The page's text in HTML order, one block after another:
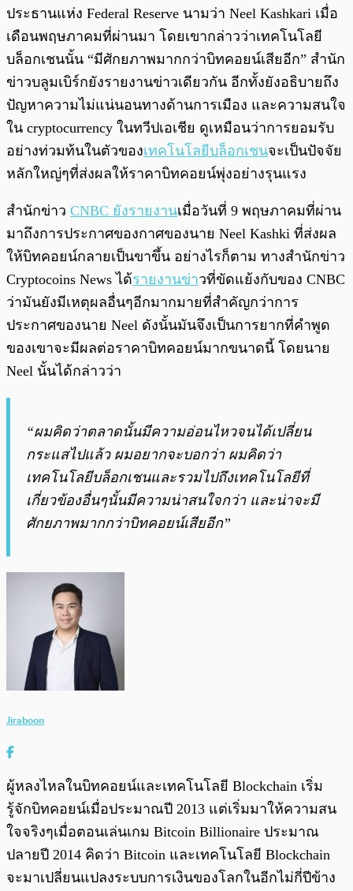
ประธานแห่ง Federal Reserve นามว่า Neel Kashkari เมื่อ
เดือนพฤษภาคมที่ผ่านมา โดยเขากล่าวว่าเทคโนโลยี
บล็อกเชนนั้น “มีศักยภาพมากกว่าบิทคอยน์เสียอีก” สำนัก
ข่าวบลูมเบิร์กยังรายงานข่าวเดียวกัน อีกทั้งยังอธิบายถึง
ปัญหาความไม่แน่นอนทางด้านการเมือง และความสนใจ
ใน cryptocurrency ในทวีปเอเชีย ดูเหมือนว่าการยอมรับ
อย่างท่วมท้นในตัวของเทคโนโลยีบล็อกเชนจะเป็นปัจจัย
หลักใหญ่ๆที่ส่งผลให้ราคาบิทคอยน์พุ่งอย่างรุนแรง
สำนักข่าว CNBC ยังรายงานเมื่อวันที่ 9 พฤษภาคมที่ผ่าน
มาถึงการประกาศของกาศของนาย Neel Kashki ที่ส่งผล
ให้บิทคอยน์กลายเป็นขาขึ้น อย่างไรก็ตาม ทางสำนักข่าว
Cryptocoins News ได้รายงานข่าวที่ขัดแย้งกับของ CNBC
ว่ามันยังมีเหตุผลอื่นๆอีกมากมายที่สำคัญกว่าการ
ประกาศของนาย Neel ดังนั้นมันจึงเป็นการยากที่คำพูด
ของเขาจะมีผลต่อราคาบิทคอยน์มากขนาดนี้ โดยนาย
Neel นั้นได้กล่าวว่า
“ผมคิดว่าตลาดนั้นมีความอ่อนไหวจนได้เปลี่ยน
กระแสไปแล้ว ผมอยากจะบอกว่า ผมคิดว่า
เทคโนโลยีบล็อกเชนและรวมไปถึงเทคโนโลยีที่
เกี่ยวข้องอื่นๆนั้นมีความน่าสนใจกว่า และน่าจะมี
ศักยภาพมากกว่าบิทคอยน์เสียอีก”
Jiraboon
ผู้หลงไหลในบิทคอยน์และเทคโนโลยี Blockchain เริ่ม
รู้จักบิทคอยน์เมื่อประมาณปี 2013 แต่เริ่มมาให้ความสน
ใจจริงๆเมื่อตอนเล่นเกม Bitcoin Billionaire ประมาณ
ปลายปี 2014 คิดว่า Bitcoin และเทคโนโลยี Blockchain
จะมาเปลี่ยนแปลงระบบการเงินของโลกในอีกไม่กี่ปีข้าง